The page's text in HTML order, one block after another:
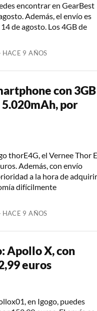
encontrar en GearBest
Además, el envío es
de agosto. Los 4GB de
HACE 9 AÑOS
con 3GB
por
thorE4G, el Vernee Thor E
Además, con envío
a la hora de adquirir
difícilmente
HACE 9 AÑOS
Apollo X, con
euros
en Igogo, puedes